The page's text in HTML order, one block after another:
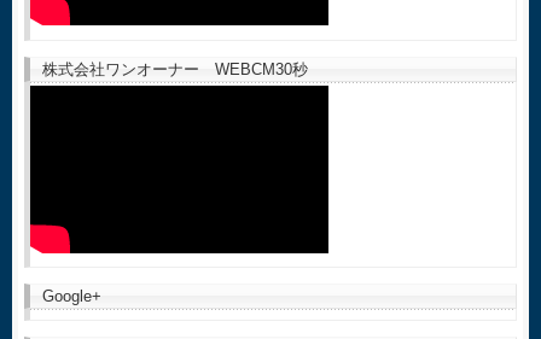
株式会社ワンオーナー WEBCM30秒
Google+